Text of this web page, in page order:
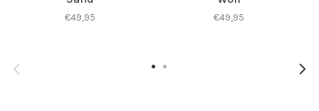
€49,95 €49,95